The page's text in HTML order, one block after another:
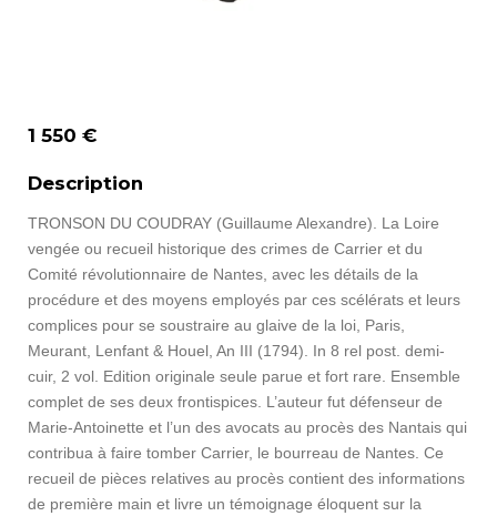
1 550 €
Description
TRONSON DU COUDRAY (Guillaume Alexandre). La Loire
vengée ou recueil historique des crimes de Carrier et du
Comité révolutionnaire de Nantes, avec les détails de la
procédure et des moyens employés par ces scélérats et leurs
complices pour se soustraire au glaive de la loi, Paris,
Meurant, Lenfant & Houel, An III (1794). In 8 rel post. demi-
cuir, 2 vol. Edition originale seule parue et fort rare. Ensemble
complet de ses deux frontispices. L’auteur fut défenseur de
Marie-Antoinette et l’un des avocats au procès des Nantais qui
contribua à faire tomber Carrier, le bourreau de Nantes. Ce
recueil de pièces relatives au procès contient des informations
de première main et livre un témoignage éloquent sur la